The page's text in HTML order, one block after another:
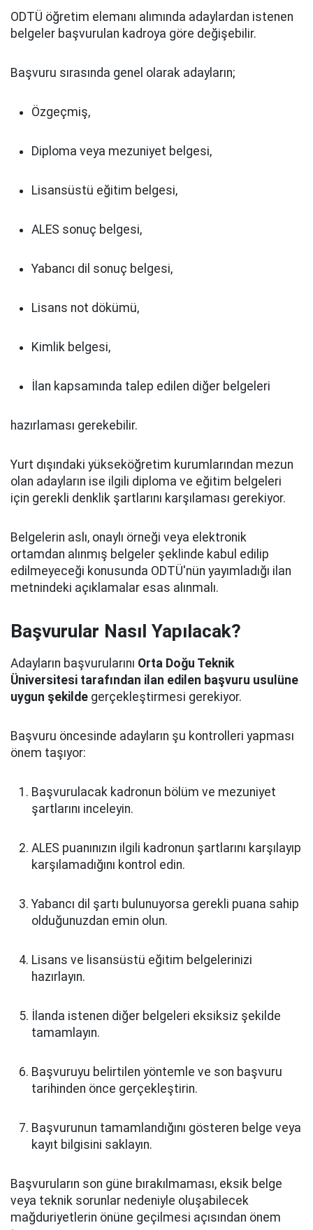
ODTÜ öğretim elemanı alımında adaylardan istenen
belgeler başvurulan kadroya göre değişebilir.
Başvuru sırasında genel olarak adayların;
Özgeçmiş,
Diploma veya mezuniyet belgesi,
Lisansüstü eğitim belgesi,
ALES sonuç belgesi,
Yabancı dil sonuç belgesi,
Lisans not dökümü,
Kimlik belgesi,
İlan kapsamında talep edilen diğer belgeleri
hazırlaması gerekebilir.
Yurt dışındaki yükseköğretim kurumlarından mezun
olan adayların ise ilgili diploma ve eğitim belgeleri
için gerekli denklik şartlarını karşılaması gerekiyor.
Belgelerin aslı, onaylı örneği veya elektronik
ortamdan alınmış belgeler şeklinde kabul edilip
edilmeyeceği konusunda ODTÜ'nün yayımladığı ilan
metnindeki açıklamalar esas alınmalı.
Başvurular Nasıl Yapılacak?
Adayların başvurularını Orta Doğu Teknik
Üniversitesi tarafından ilan edilen başvuru usulüne
uygun şekilde gerçekleştirmesi gerekiyor.
Başvuru öncesinde adayların şu kontrolleri yapması
önem taşıyor:
Başvurulacak kadronun bölüm ve mezuniyet
şartlarını inceleyin.
ALES puanınızın ilgili kadronun şartlarını karşılayıp
karşılamadığını kontrol edin.
Yabancı dil şartı bulunuyorsa gerekli puana sahip
olduğunuzdan emin olun.
Lisans ve lisansüstü eğitim belgelerinizi
hazırlayın.
İlanda istenen diğer belgeleri eksiksiz şekilde
tamamlayın.
Başvuruyu belirtilen yöntemle ve son başvuru
tarihinden önce gerçekleştirin.
Başvurunun tamamlandığını gösteren belge veya
kayıt bilgisini saklayın.
Başvuruların son güne bırakılmaması, eksik belge
veya teknik sorunlar nedeniyle oluşabilecek
mağduriyetlerin önüne geçilmesi açısından önem